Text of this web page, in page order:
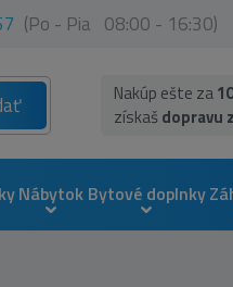
(Po - Pia 08:00 - 16:30)
Nakúp ešte za
získaš dopravu
Nábytok Bytové doplnky